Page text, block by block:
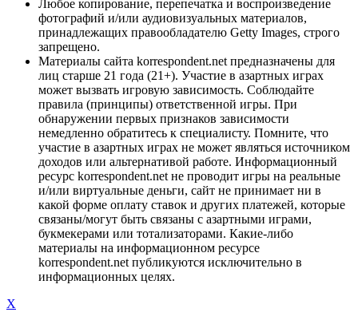
Любое копирование, перепечатка и воспроизведение
фотографий и/или аудиовизуальных материалов,
принадлежащих правообладателю Getty Images, строго
запрещено.
Материалы сайта korrespondent.net предназначены для
лиц старше 21 года (21+). Участие в азартных играх
может вызвать игровую зависимость. Соблюдайте
правила (принципы) ответственной игры. При
обнаружении первых признаков зависимости
немедленно обратитесь к специалисту. Помните, что
участие в азартных играх не может являться источником
доходов или альтернативой работе. Информационный
ресурс korrespondent.net не проводит игры на реальные
и/или виртуальные деньги, сайт не принимает ни в
какой форме оплату ставок и других платежей, которые
связаны/могут быть связаны с азартными играми,
букмекерами или тотализаторами. Какие-либо
материалы на информационном ресурсе
korrespondent.net публикуются исключительно в
информационных целях.
X